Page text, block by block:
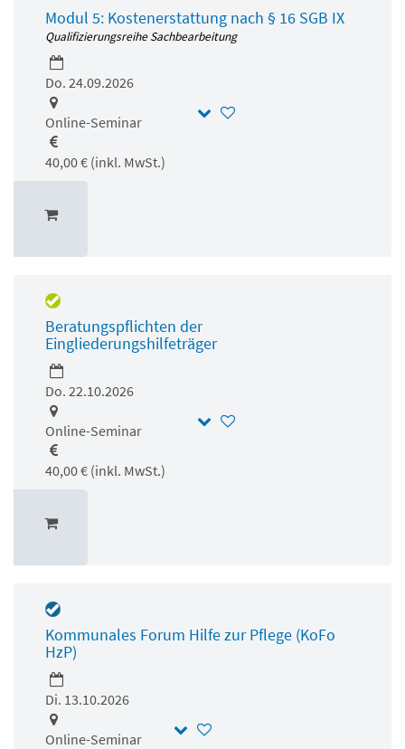
Modul 5: Kostenerstattung nach § 16 SGB IX
Qualifizierungsreihe Sachbearbeitung
Do. 24.09.2026
Online-Seminar
40,00 € (inkl. MwSt.)
Beratungspflichten der
Eingliederungshilfeträger
Do. 22.10.2026
Online-Seminar
40,00 € (inkl. MwSt.)
Kommunales Forum Hilfe zur Pflege (KoFo
HzP)
Di. 13.10.2026
Online-Seminar